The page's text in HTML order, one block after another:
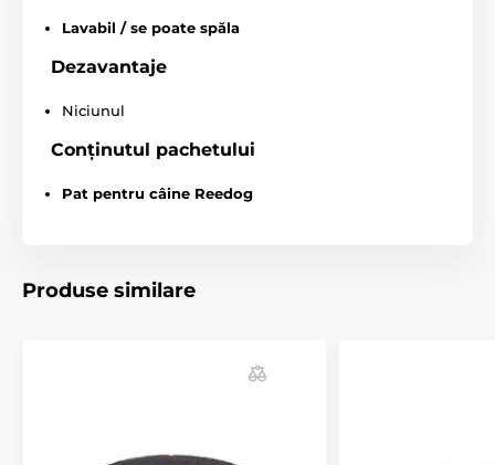
Pentru câini de talie medie
Pentru câini mari
Lavabil / se poate spăla
Dezavantaje
Niciunul
Conținutul pachetului
Pat pentru câine Reedog
Produse similare